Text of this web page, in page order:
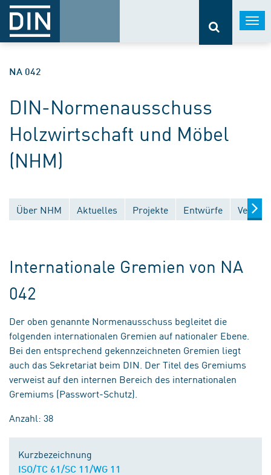
NA 042
DIN-Normenausschuss
Holzwirtschaft und Möbel
(NHM)
Über NHM Aktuelles Projekte Entwürfe
Internationale Gremien von NA
042
Der oben genannte Normenausschuss begleitet die
folgenden internationalen Gremien auf nationaler Ebene.
Bei den entsprechend gekennzeichneten Gremien liegt
auch das Sekretariat beim DIN. Der Titel des Gremiums
verweist auf den internen Bereich des internationalen
Gremiums (Passwort-Schutz).
Anzahl: 38
Kurzbezeichnung
ISO/TC 61/SC 11/WG 11